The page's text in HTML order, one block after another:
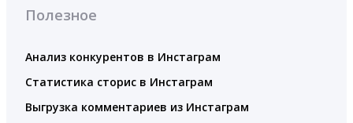
Полезное
Анализ конкурентов в Инстаграм
Статистика сторис в Инстаграм
Выгрузка комментариев из Инстаграм